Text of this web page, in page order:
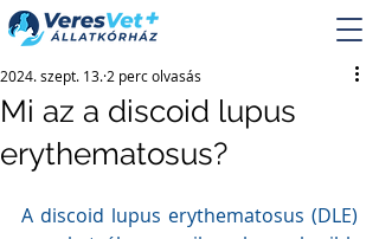
Mi az a discoid lupus
erythematosus?
2024. szept. 13. 2 perc olvasás
A discoid lupus erythematosus (DLE)